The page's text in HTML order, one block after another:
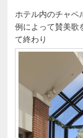
ホテル内のチャペ
例によって賛美歌
て終わり